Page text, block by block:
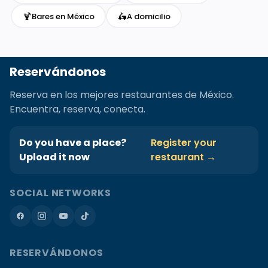
🍹Bares en México 🛵A domicilio
Reservándonos
Reserva en los mejores restaurantes de México.
Encuentra, reserva, conecta.
Do you have a place?
Upload it now
Register your
restaurant →
SOCIAL NETWORKS
RESERVÁNDONOS